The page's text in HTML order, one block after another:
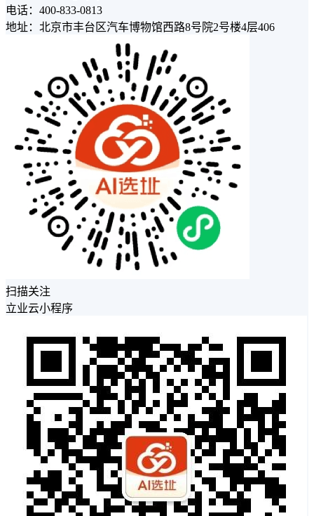
电话：400-833-0813
地址：北京市丰台区汽车博物馆西路8号院2号楼4层406
扫描关注
立业云小程序